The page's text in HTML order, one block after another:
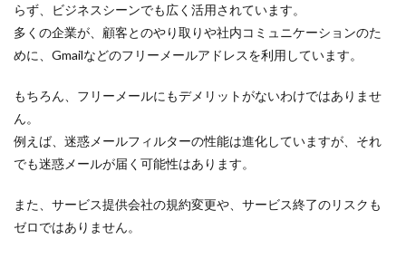
らず、ビジネスシーンでも広く活用されています。
多くの企業が、顧客とのやり取りや社内コミュニケーションのた
めに、Gmailなどのフリーメールアドレスを利用しています。
もちろん、フリーメールにもデメリットがないわけではありませ
ん。
例えば、迷惑メールフィルターの性能は進化していますが、それ
でも迷惑メールが届く可能性はあります。
また、サービス提供会社の規約変更や、サービス終了のリスクも
ゼロではありません。